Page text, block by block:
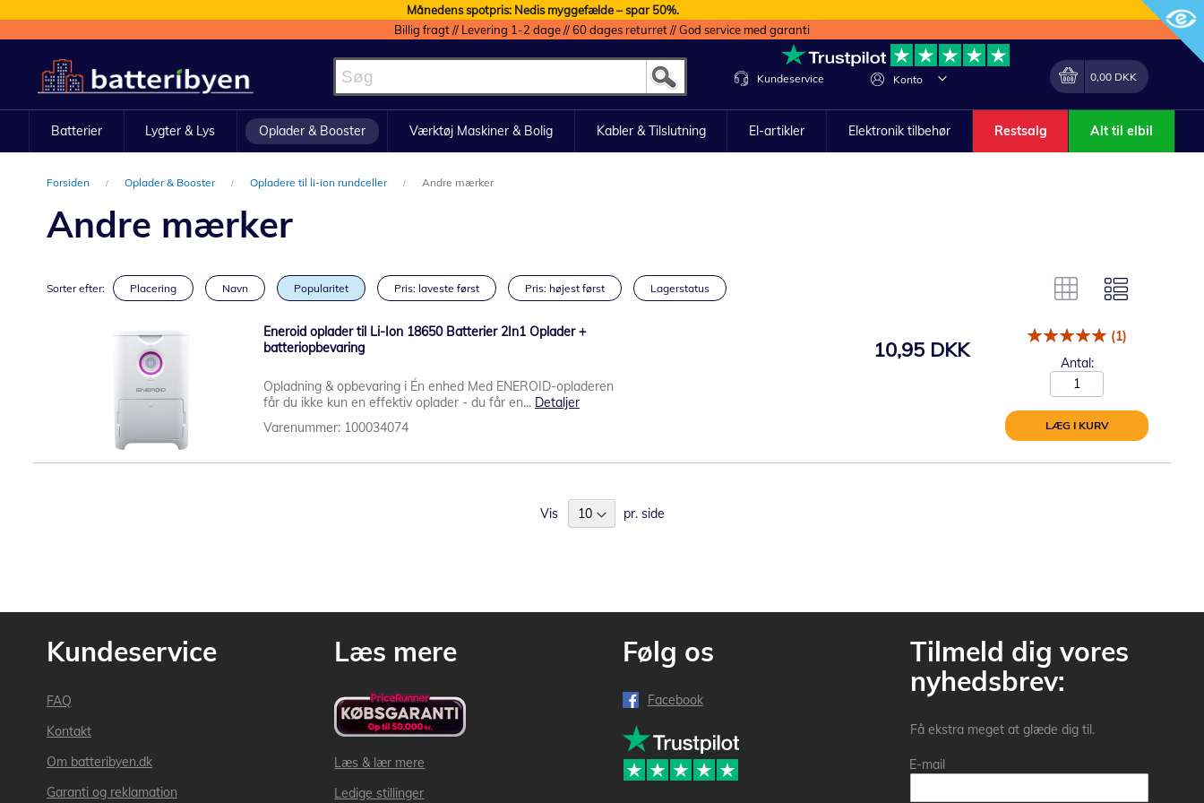
Månedens spotpris: Nedis myggefælde – spar 50%.
Billig fragt // Levering 1-2 dage // 60 dages returret // God service med garanti
to
Content
Konto
Lave
Min indkøbskurv
0,00 DKK
Kundeservice
Batterier Lygter & Lys Oplader & Booster Værktøj Maskiner & Bolig Kabler & Tilslutning El-artikler Elektronik tilbehør Restsalg Alt til elbil
Forsiden Oplader & Booster Opladere til li-ion rundceller Andre mærker
Andre mærker
Sorter efter: Placering Navn Popularitet Pris: laveste først Pris: højest først Lagerstatus
Eneroid oplader til Li-Ion 18650 Batterier 2In1 Oplader +
batteriopbevaring
Opladning & opbevaring i Én enhed Med ENEROID-opladeren
får du ikke kun en effektiv oplader - du får en... Detaljer
Varenummer: 100034074
10,95 DKK
(1)
Antal:
LÆG I KURV
Vis pr. side
Kundeservice
FAQ
Kontakt
Om batteribyen.dk
Garanti og reklamation
Læs mere
Læs & lær mere
Ledige stillinger
Følg os
Facebook
Tilmeld dig vores
nyhedsbrev:
Få ekstra meget at glæde dig til.
E-mail